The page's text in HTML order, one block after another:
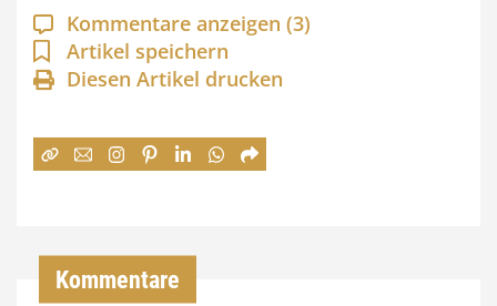
a
n
n
:
Kommentare anzeigen (3)
Artikel speichern
Diesen Artikel drucken
Kommentare